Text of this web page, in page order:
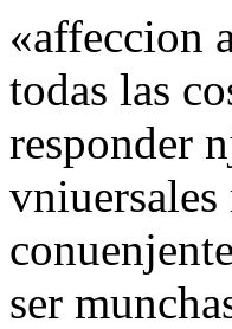
«affeccion
todas las
responder
vniuersales
ser